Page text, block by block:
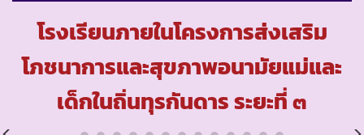
โรงเรียนภายในโครงการส่งเสริม
โภชนาการและสุขภาพอนามัยแม่และ
เด็กในถิ่นทุรกันดาร ระยะที่ ๓